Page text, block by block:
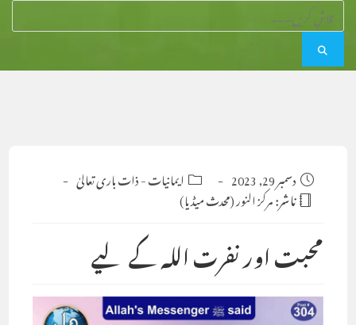
Post
published:
دسمبر 29, 2023 Post
category:
ایمانیات-ذات باری تعالیٰ
ناشر:مرکز النور (محدث میڈیا)
محبت اور نفرت اللہ کے لیے